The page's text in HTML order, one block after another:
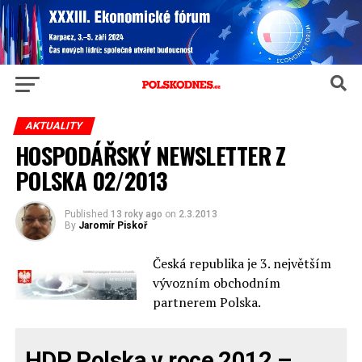
AKTUALITY
HOSPODÁŘSKÝ NEWSLETTER Z
POLSKA 02/2013
Published 13 roky ago on 2.3.2013
By Jaromír Piskoř
Česká republika je 3. největším
vývozním obchodním
partnerem Polska.